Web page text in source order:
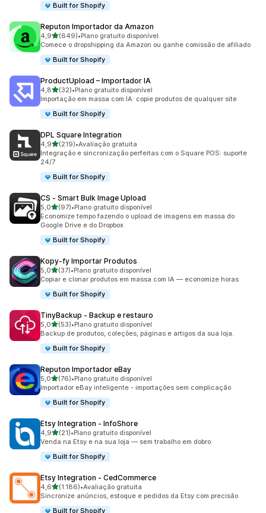
Built for Shopify
Reputon Importador da Amazon
4,9de 5 estrelas
(649)
649 avaliações ao todo
•Plano gratuito disponível
Comece o dropshipping da Amazon ou ganhe comissão de afiliado
Built for Shopify
ProductUpload – Importador IA
4,8de 5 estrelas
(32)
32 avaliações ao todo
•Plano gratuito disponível
Importação em massa com IA: copie produtos de qualquer site
Built for Shopify
DPL Square Integration
4,9de 5 estrelas
(219)
219 avaliações ao todo
•Avaliação gratuita
Integração e sincronização perfeitas com o Square POS: suporte
24/7
Built for Shopify
CS ‑ Smart Bulk Image Upload
5,0de 5 estrelas
(97)
97 avaliações ao todo
•Plano gratuito disponível
Economize tempo fazendo o upload de imagens em massa do
Google Drive e do Dropbox
Built for Shopify
Kopy‑fy Importar Produtos
5,0de 5 estrelas
(37)
37 avaliações ao todo
•Plano gratuito disponível
Copiar e clonar produtos em massa com IA — economize horas
Built for Shopify
TinyBackup ‑ Backup e restauro
5,0de 5 estrelas
(53)
53 avaliações ao todo
•Plano gratuito disponível
Backup de produtos, coleções, páginas e artigos da sua loja.
Built for Shopify
Reputon Importador eBay
5,0de 5 estrelas
(76)
76 avaliações ao todo
•Plano gratuito disponível
Importador eBay inteligente - importações sem complicação
Built for Shopify
Etsy Integration ‑ InfoShore
4,9de 5 estrelas
(21)
21 avaliações ao todo
•Plano gratuito disponível
Venda na Etsy e na sua loja — sem trabalho em dobro
Built for Shopify
Etsy Integration ‑ CedCommerce
4,6de 5 estrelas
(1.186)
1186 avaliações ao todo
•Avaliação gratuita
Sincronize anúncios, estoque e pedidos da Etsy com precisão
Built for Shopify